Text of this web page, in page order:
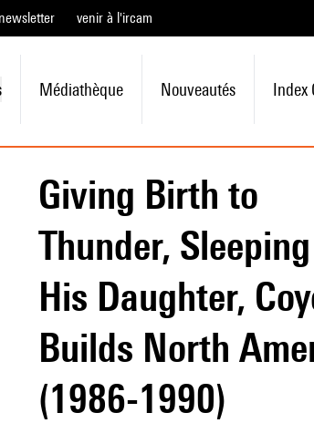
newsletter venir à l'ircam
Médiathèque Nouveautés Index
Giving Birth to
Thunder,
His Daughter,
Builds North
(1986-1990)